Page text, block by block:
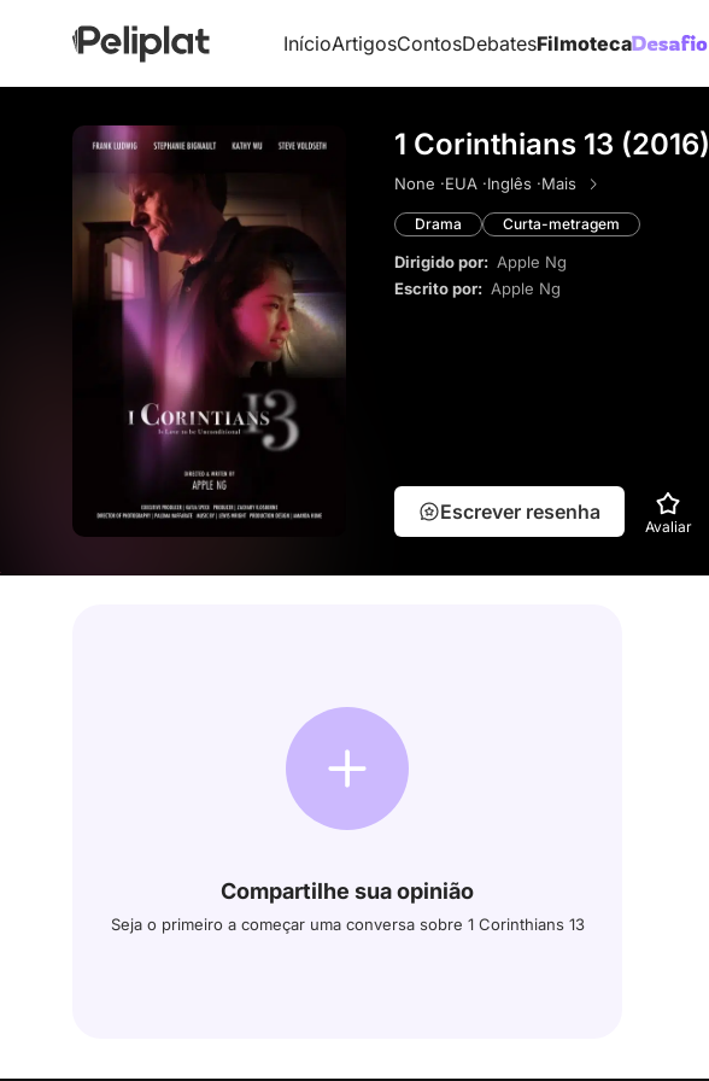
InícioArtigosContosDebatesFilmoteca
1 Corinthians 13 (2016)
None ·EUA ·Inglês ·Mais
Drama Curta-metragem
Dirigido por: Apple Ng
Escrito por: Apple Ng
Escrever resenha
Avaliar
Compartilhe sua opinião
Seja o primeiro a começar uma conversa sobre 1 Corinthians 13